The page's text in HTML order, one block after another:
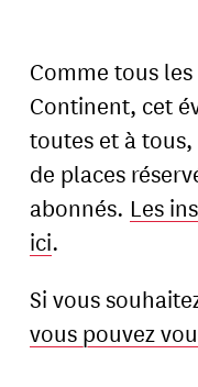
Comme tous
Continent, cet
toutes et à
de places
abonnés. Les
ici.
Si vous
vous pouvez